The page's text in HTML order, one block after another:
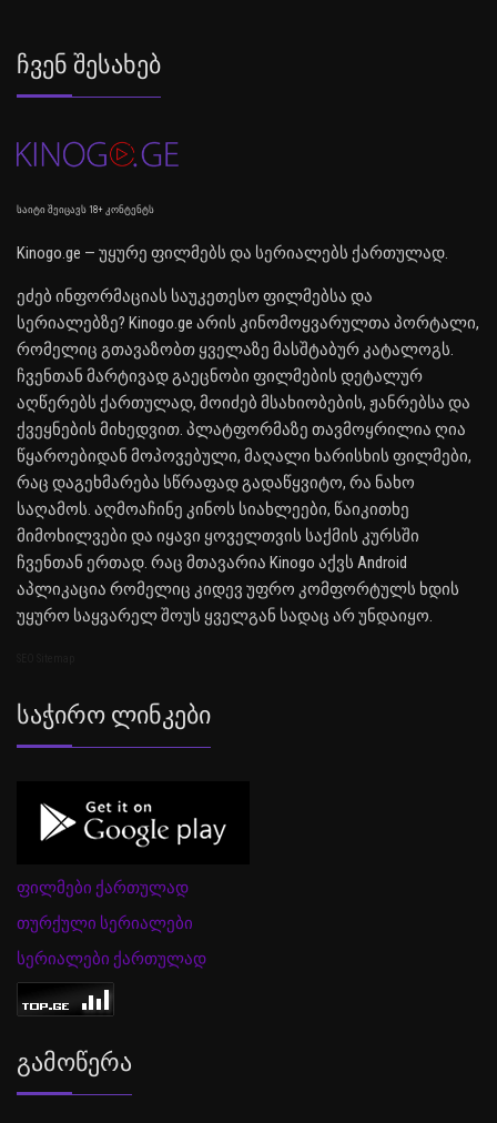
Ჩვენ Შესახებ
საიტი შეიცავს 18+ კონტენტს
Kinogo.ge — უყურე ფილმებს და სერიალებს ქართულად.
ეძებ ინფორმაციას საუკეთესო ფილმებსა და
სერიალებზე? Kinogo.ge არის კინომოყვარულთა პორტალი,
რომელიც გთავაზობთ ყველაზე მასშტაბურ კატალოგს.
ჩვენთან მარტივად გაეცნობი ფილმების დეტალურ
აღწერებს ქართულად, მოიძებ მსახიობების, ჟანრებსა და
ქვეყნების მიხედვით. პლატფორმაზე თავმოყრილია ღია
წყაროებიდან მოპოვებული, მაღალი ხარისხის ფილმები,
რაც დაგეხმარება სწრაფად გადაწყვიტო, რა ნახო
საღამოს. აღმოაჩინე კინოს სიახლეები, წაიკითხე
მიმოხილვები და იყავი ყოველთვის საქმის კურსში
ჩვენთან ერთად. რაც მთავარია Kinogo აქვს Android
აპლიკაცია რომელიც კიდევ უფრო კომფორტულს ხდის
უყურო საყვარელ შოუს ყველგან სადაც არ უნდაიყო.
Საჭირო Ლინკები
ფილმები ქართულად
თურქული სერიალები
სერიალები ქართულად
Გამოწერა